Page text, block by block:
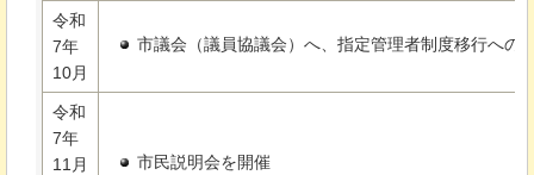
令和
7年
10月
市議会（議員協議会）へ、指定管理者制度移行への
令和
7年
11月
市民説明会を開催